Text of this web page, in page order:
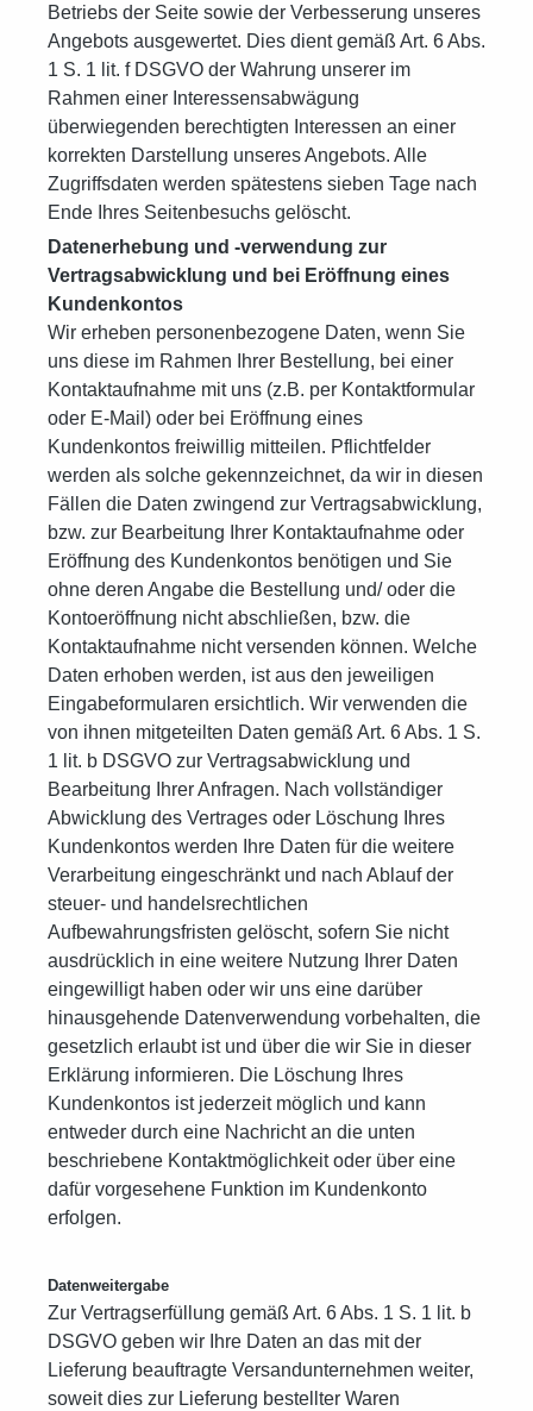
Betriebs der Seite sowie der Verbesserung unseres
Angebots ausgewertet. Dies dient gemäß Art. 6 Abs.
1 S. 1 lit. f DSGVO der Wahrung unserer im
Rahmen einer Interessensabwägung
überwiegenden berechtigten Interessen an einer
korrekten Darstellung unseres Angebots. Alle
Zugriffsdaten werden spätestens sieben Tage nach
Ende Ihres Seitenbesuchs gelöscht.
Datenerhebung und -verwendung zur
Vertragsabwicklung und bei Eröffnung eines
Kundenkontos
Wir erheben personenbezogene Daten, wenn Sie
uns diese im Rahmen Ihrer Bestellung, bei einer
Kontaktaufnahme mit uns (z.B. per Kontaktformular
oder E-Mail) oder bei Eröffnung eines
Kundenkontos freiwillig mitteilen. Pflichtfelder
werden als solche gekennzeichnet, da wir in diesen
Fällen die Daten zwingend zur Vertragsabwicklung,
bzw. zur Bearbeitung Ihrer Kontaktaufnahme oder
Eröffnung des Kundenkontos benötigen und Sie
ohne deren Angabe die Bestellung und/ oder die
Kontoeröffnung nicht abschließen, bzw. die
Kontaktaufnahme nicht versenden können. Welche
Daten erhoben werden, ist aus den jeweiligen
Eingabeformularen ersichtlich. Wir verwenden die
von ihnen mitgeteilten Daten gemäß Art. 6 Abs. 1 S.
1 lit. b DSGVO zur Vertragsabwicklung und
Bearbeitung Ihrer Anfragen. Nach vollständiger
Abwicklung des Vertrages oder Löschung Ihres
Kundenkontos werden Ihre Daten für die weitere
Verarbeitung eingeschränkt und nach Ablauf der
steuer- und handelsrechtlichen
Aufbewahrungsfristen gelöscht, sofern Sie nicht
ausdrücklich in eine weitere Nutzung Ihrer Daten
eingewilligt haben oder wir uns eine darüber
hinausgehende Datenverwendung vorbehalten, die
gesetzlich erlaubt ist und über die wir Sie in dieser
Erklärung informieren. Die Löschung Ihres
Kundenkontos ist jederzeit möglich und kann
entweder durch eine Nachricht an die unten
beschriebene Kontaktmöglichkeit oder über eine
dafür vorgesehene Funktion im Kundenkonto
erfolgen.
Datenweitergabe
Zur Vertragserfüllung gemäß Art. 6 Abs. 1 S. 1 lit. b
DSGVO geben wir Ihre Daten an das mit der
Lieferung beauftragte Versandunternehmen weiter,
soweit dies zur Lieferung bestellter Waren